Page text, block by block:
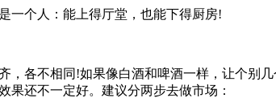
一个人：能上得厅堂，也能下得厨房!
各不相同!如果像白酒和啤酒一样，让个别
果还不一定好。建议分两步去做市场：